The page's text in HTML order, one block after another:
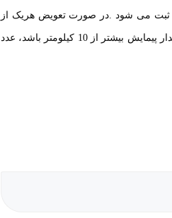
ثبت می شود .در صورت تعویض هریک از
نودها، اگر عدد کیلومتر کمتر از 10 کیلومتر باشد مقدار کیلومتر اصلی بدون تغییر می ماند اما اگر مقدار پیمایش بیشتر از 10 کیلومتر باشد، عدد